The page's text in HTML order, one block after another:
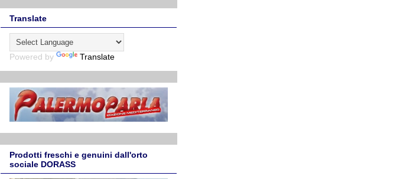
Translate
Powered by Translate
Prodotti freschi e genuini dall'orto
sociale DORASS